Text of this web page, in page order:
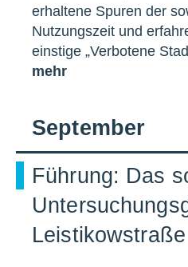
erhaltene Spuren der
Nutzungszeit und
einstige „Verbotene
mehr
September
Führung: Das
Leistikowstraße